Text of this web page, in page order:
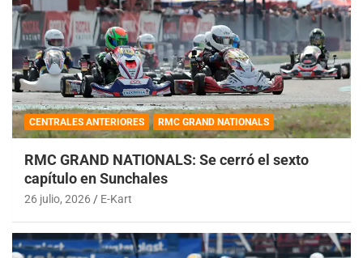
CENTRALES ANTERIORES RMC GRAND NATIONALS
RMC GRAND NATIONALS: Se cerró el sexto
capítulo en Sunchales
26 julio, 2026 E-Kart